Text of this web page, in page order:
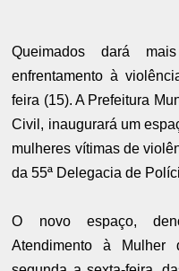
Queimados dará
enfrentamento à
feira (15). A Prefeitura
Civil, inaugurará um
mulheres vítimas de
da 55ª Delegacia de
O novo espaço,
Atendimento à Mulher